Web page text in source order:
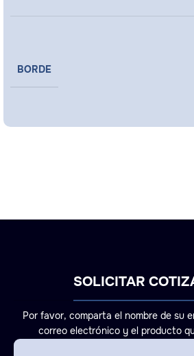
BORDE
SOLICITAR
Por favor, comparta el nombre de su
correo electrónico y el producto